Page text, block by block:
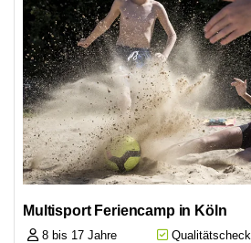
Multisport Feriencamp in Köln
8 bis 17 Jahre Qualitätscheck